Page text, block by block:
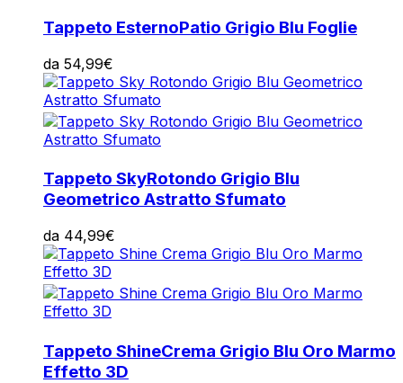
Tappeto EsternoPatio Grigio Blu Foglie
da 54,99€
Tappeto SkyRotondo Grigio Blu
Geometrico Astratto Sfumato
da 44,99€
Tappeto ShineCrema Grigio Blu Oro Marmo
Effetto 3D